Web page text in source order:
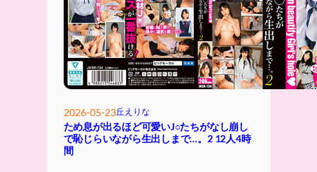
2026-05-23丘えりな
ため息が出るほど可愛いJ○たちがなし崩し
で恥じらいながら生出しまで…。2 12人4時
間